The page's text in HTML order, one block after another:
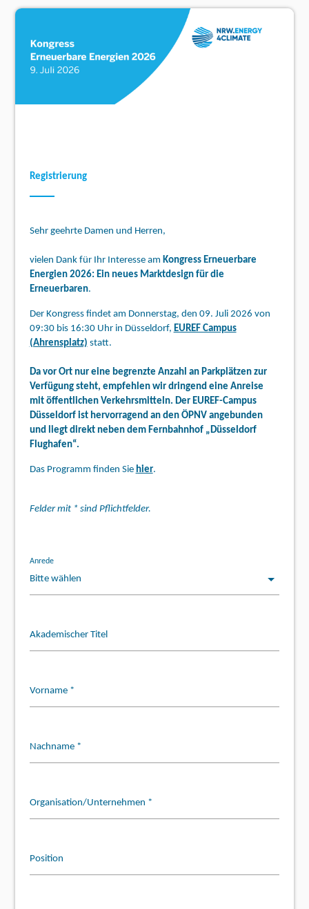
Registrierung
Sehr geehrte Damen und Herren,
vielen Dank für Ihr Interesse am Kongress Erneuerbare
Energien 2026: Ein neues Marktdesign für die
Erneuerbaren.
Der Kongress findet am Donnerstag, den 09. Juli 2026 von
09:30 bis 16:30 Uhr in Düsseldorf, EUREF Campus
(Ahrensplatz) statt.
Da vor Ort nur eine begrenzte Anzahl an Parkplätzen zur
Verfügung steht, empfehlen wir dringend eine Anreise
mit öffentlichen Verkehrsmitteln. Der EUREF-Campus
Düsseldorf ist hervorragend an den ÖPNV angebunden
und liegt direkt neben dem Fernbahnhof „Düsseldorf
Flughafen“.
Das Programm finden Sie hier.
Felder mit * sind Pflichtfelder.
Anrede
Akademischer Titel
Vorname *
Nachname *
Organisation/Unternehmen *
Position